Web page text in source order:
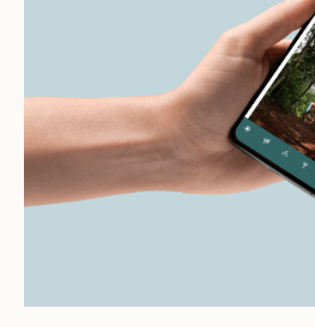
Kalender
Le Perron